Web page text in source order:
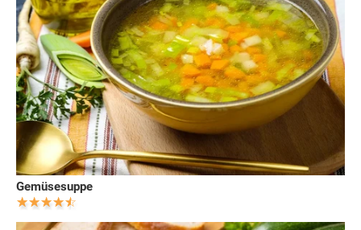
Gemüsesuppe